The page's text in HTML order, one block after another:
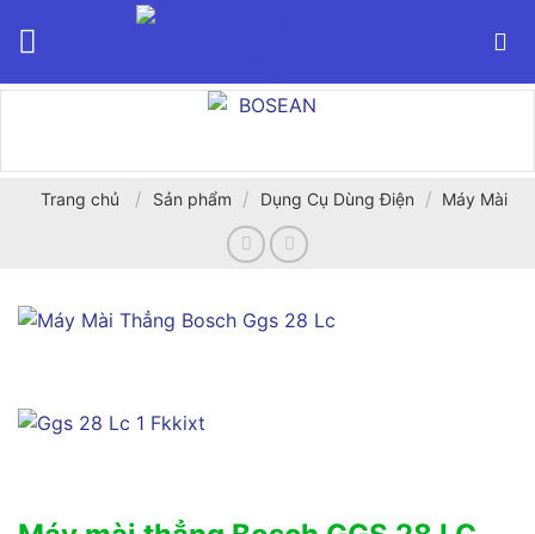
Trang chủ / Sản phẩm / Dụng Cụ Dùng Điện / Máy Mài